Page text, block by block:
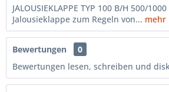
JALOUSIEKLAPPE TYP 100 B/H 500/
Jalousieklappe zum Regeln von... mehr
Bewertungen
0
Bewertungen lesen, schreiben und